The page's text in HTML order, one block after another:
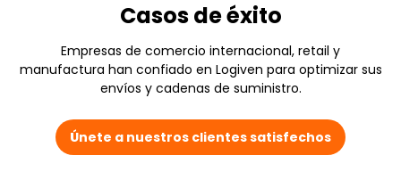
Casos de éxito
Empresas de comercio internacional, retail y
manufactura han confiado en Logiven para optimizar sus
envíos y cadenas de suministro.
Únete a nuestros clientes satisfechos